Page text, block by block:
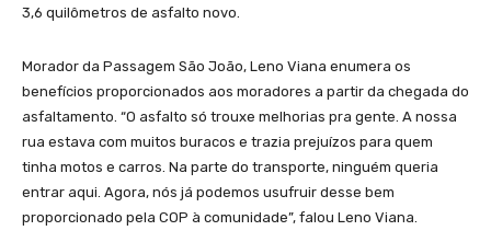
3,6 quilômetros de asfalto novo.
Morador da Passagem São João, Leno Viana enumera os
benefícios proporcionados aos moradores a partir da chegada do
asfaltamento. “O asfalto só trouxe melhorias pra gente. A nossa
rua estava com muitos buracos e trazia prejuízos para quem
tinha motos e carros. Na parte do transporte, ninguém queria
entrar aqui. Agora, nós já podemos usufruir desse bem
proporcionado pela COP à comunidade”, falou Leno Viana.